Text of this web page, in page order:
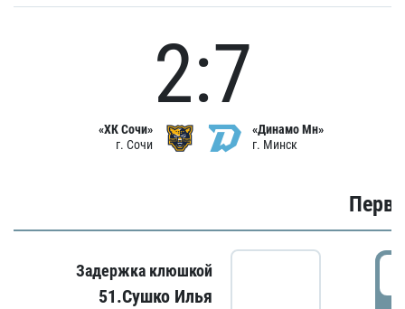
«ХК Сочи»
г. Сочи
2:7
«Динамо Мн»
г. Минск
Задержка клюшкой
51.Сушко Илья